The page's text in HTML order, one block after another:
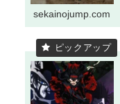
sekainojump.com